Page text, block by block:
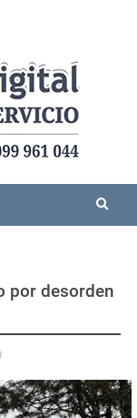
por desorden